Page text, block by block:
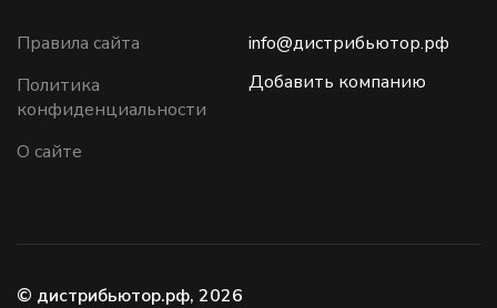
Правила сайта
Политика
конфиденциальности
О сайте
info@дистрибьютор.рф
Добавить компанию
© дистрибьютор.рф, 2026